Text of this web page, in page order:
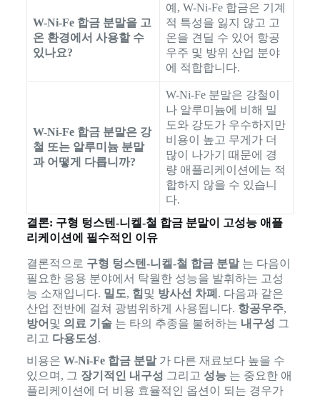
W-Ni-Fe 합금 분말을 고
온 환경에서 사용할 수
있나요?
예, W-Ni-Fe 합금은 기계
적 특성을 잃지 않고 고
온을 견딜 수 있어 항공
우주 및 방위 산업 분야
에 적합합니다.
W-Ni-Fe 합금 분말은 강
철 또는 알루미늄 분말
과 어떻게 다릅니까?
W-Ni-Fe 분말은 강철이
나 알루미늄에 비해 밀
도와 강도가 우수하지만
비용이 높고 무게가 더
많이 나가기 때문에 경
량 애플리케이션에는 적
합하지 않을 수 있습니
다.
결론: 구형 텅스텐-니켈-철 합금 분말이 고성능 애플
리케이션에 필수적인 이유
결론적으로 구형 텅스텐-니켈-철 합금 분말는 다음이
필요한 응용 분야에서 탁월한 성능을 발휘하는 고성
능 소재입니다. 밀도, 힘 및 방사선 차폐 . 다음과 같은
산업 전반에 걸쳐 광범위하게 사용됩니다. 항공우주,
방어 및 의료 기술는 타의 추종을 불허하는 내구성 그
리고 다용도성.
비용은 W-Ni-Fe 합금 분말가 다른 재료보다 높을 수
있으며, 그 장기적인 내구성 그리고 성능는 중요한 애
플리케이션에 더 비용 효율적인 옵션이 되는 경우가